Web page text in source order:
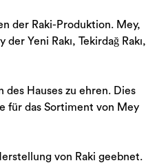
der Raki-Produktion. Mey,
Yeni Rakı, Tekirdağ Rakı,
Hauses zu ehren. Dies
für das Sortiment von Mey
von Raki geebnet.